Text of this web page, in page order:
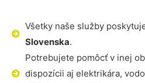
Všetky naše služby
Slovenska.
Potrebujete pomôcť v inej
dispozícii aj elektrikára,